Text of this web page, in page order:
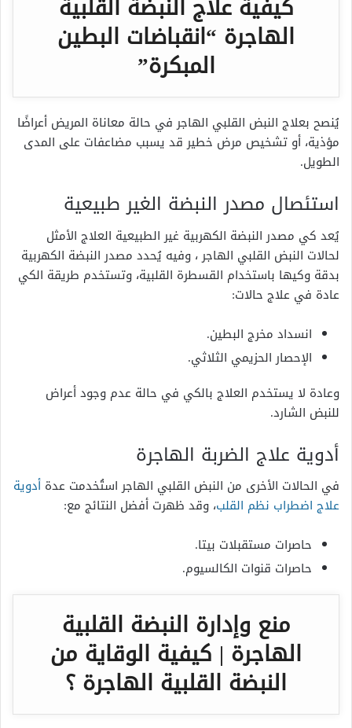
الهاجرة “انقباضات البطين
المبكرة”
يُنصح بعلاج النبض القلبي الهاجر في حالة معاناة المريض أعراضًا
مؤذية، أو تشخيص مرض خطير قد يسبب مضاعفات على المدى
الطويل.
استئصال مصدر النبضة الغير طبيعية
يُعد كي مصدر النبضة الكهربية غير الطبيعية العلاج الأمثل
لحالات النبض القلبي الهاجر ، وفيه يُحدد مصدر النبضة الكهربية
بدقة وكيها باستخدام القسطرة القلبية، وتستخدم طريقة الكي
عادة في علاج حالات:
انسداد مخرج البطين.
الإحصار الحزيمي الثلاثي.
وعادة لا يستخدم العلاج بالكي في حالة عدم وجود أعراض
للنبض الشارد.
أدوية علاج الضربة الهاجرة
في الحالات الأخرى من النبض القلبي الهاجر استُخدمت عدة أدوية
علاج اضطراب نظم القلب، وقد ظهرت أفضل النتائج مع:
حاصرات مستقبلات بيتا.
حاصرات قنوات الكالسيوم.
منع وإدارة النبضة القلبية
الهاجرة | كيفية الوقاية من
النبضة القلبية الهاجرة ؟